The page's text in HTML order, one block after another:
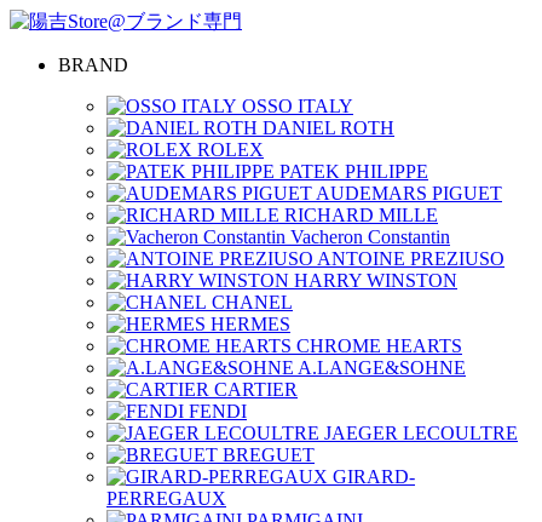
BRAND
OSSO ITALY
DANIEL ROTH
ROLEX
PATEK PHILIPPE
AUDEMARS PIGUET
RICHARD MILLE
Vacheron Constantin
ANTOINE PREZIUSO
HARRY WINSTON
CHANEL
HERMES
CHROME HEARTS
A.LANGE&SOHNE
CARTIER
FENDI
JAEGER LECOULTRE
BREGUET
GIRARD-
PERREGAUX